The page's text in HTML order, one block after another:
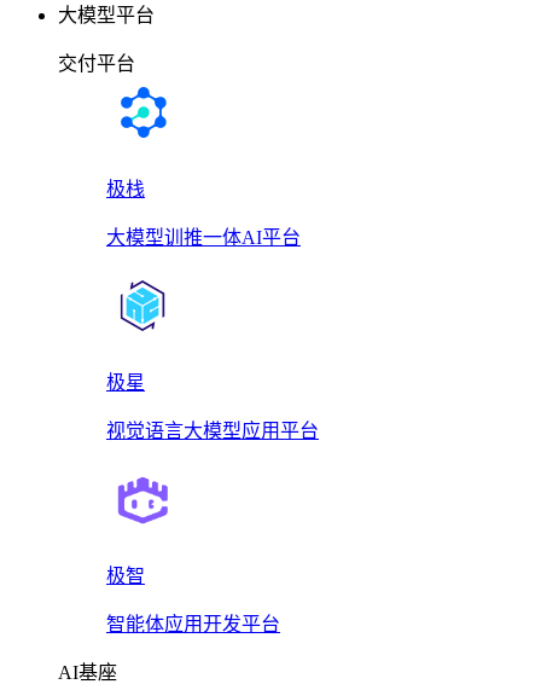
大模型平台
交付平台
极栈
大模型训推一体AI平台
极星
视觉语言大模型应用平台
极智
智能体应用开发平台
AI基座